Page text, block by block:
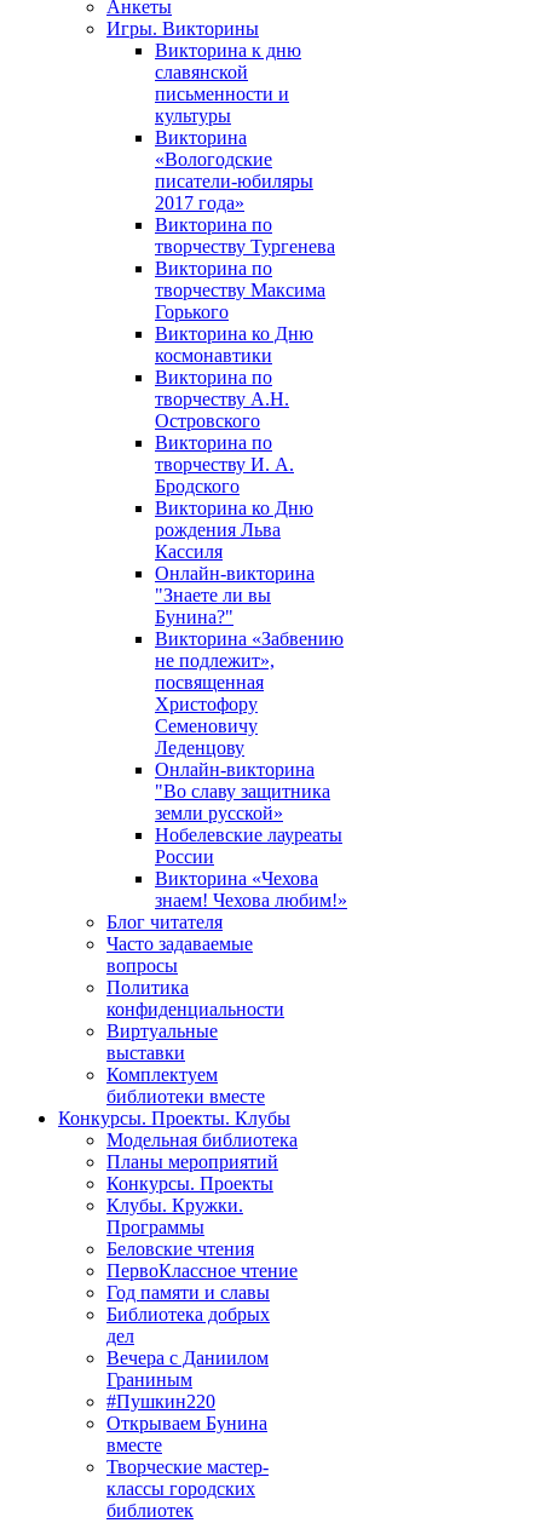
Анкеты
Игры. Викторины
Викторина к дню
славянской
письменности и
культуры
Викторина
«Вологодские
писатели-юбиляры
2017 года»
Викторина по
творчеству Тургенева
Викторина по
творчеству Максима
Горького
Викторина ко Дню
космонавтики
Викторина по
творчеству А.Н.
Островского
Викторина по
творчеству И. А.
Бродского
Викторина ко Дню
рождения Льва
Кассиля
Онлайн-викторина
"Знаете ли вы
Бунина?"
Викторина «Забвению
не подлежит»,
посвященная
Христофору
Семеновичу
Леденцову
Онлайн-викторина
"Во славу защитника
земли русской»
Нобелевские лауреаты
России
Викторина «Чехова
знаем! Чехова любим!»
Блог читателя
Часто задаваемые
вопросы
Политика
конфиденциальности
Виртуальные
выставки
Комплектуем
библиотеки вместе
Конкурсы. Проекты. Клубы
Модельная библиотека
Планы мероприятий
Конкурсы. Проекты
Клубы. Кружки.
Программы
Беловские чтения
ПервоКлассное чтение
Год памяти и славы
Библиотека добрых
дел
Вечера с Даниилом
Граниным
#Пушкин220
Открываем Бунина
вместе
Творческие мастер-
классы городских
библиотек